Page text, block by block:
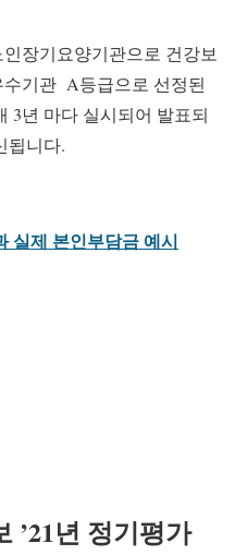
장기요양기관으로 건강보
기관 A등급으로 선정된
3년 마다 실시되어 발표되
됩니다.
실제 본인부담금 예시
’21년 정기평가